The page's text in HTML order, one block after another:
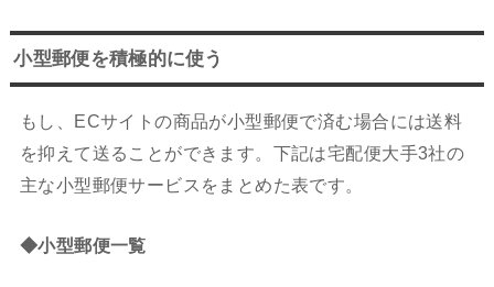
小型郵便を積極的に使う
もし、ECサイトの商品が小型郵便で済む場合には送料
を抑えて送ることができます。下記は宅配便大手3社の
主な小型郵便サービスをまとめた表です。
◆小型郵便一覧